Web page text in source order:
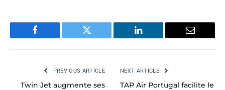
Facebook Twitter LinkedIn Email
PREVIOUS ARTICLE
Twin Jet augmente ses
NEXT ARTICLE
TAP Air Portugal facilite le